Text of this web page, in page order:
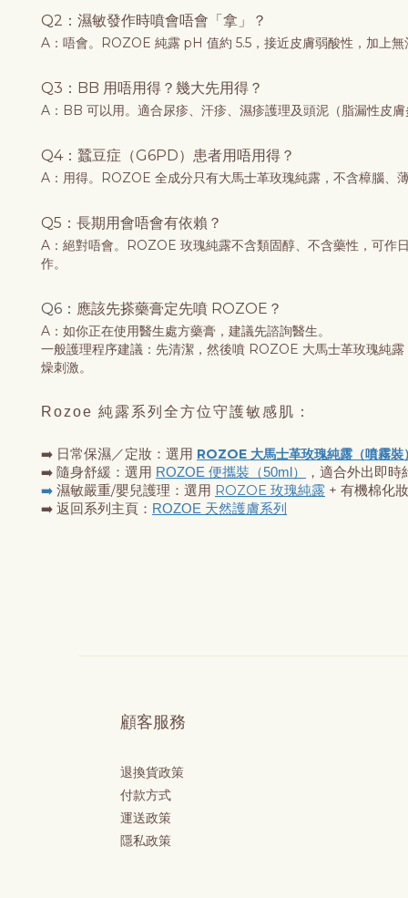
Q2：濕敏發作時噴會唔會「拿」？
A：唔會。ROZOE 純露 pH 值約 5.5，接近皮膚弱酸性，加上
Q3： BB 用唔用得？幾大先用得？
A：BB 可以用。適合尿疹、汗疹、濕疹護理及頭泥（脂漏性皮
Q4：蠶豆症（G6PD）患者用唔用得？
A：用得。ROZOE 全成分只有大馬士革玫瑰純露，不含樟腦
Q5： 長期用會唔會有依賴？
A：絕對唔會。ROZOE 玫瑰純露不含類固醇、不含藥性，可作
作。
Q6： 應該先搽藥膏定先噴 ROZOE？
A：如你正在使用醫生處方藥膏，建議先諮詢醫生。
一般護理程序建議：先清潔，然後噴 ROZOE 大馬士革玫瑰純
燥刺激。
Rozoe 純露系列全方位守護敏感肌：
➡️ 日常保濕／定妝：選用 ROZOE 大馬士革玫瑰純露（噴霧裝
➡️ 隨身舒緩：選用 ROZOE 便攜裝（50ml） ，適合外出即
➡️ 濕敏嚴重/嬰兒護理：選用 ROZOE 玫瑰純露 + 有機棉化
➡️ 返回系列主頁： ROZOE 天然護膚系列
顧客服務
退換貨政策
付款方式
運送政策
隱私政策